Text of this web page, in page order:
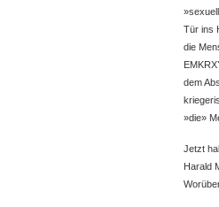
Tür ins
die
dem
»die»
Jetzt
Harald